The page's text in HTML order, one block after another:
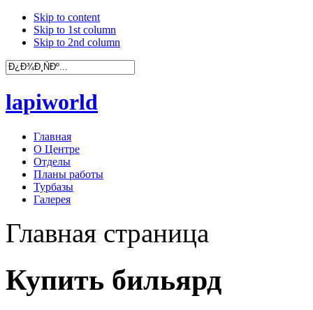
Skip to content
Skip to 1st column
Skip to 2nd column
lapiworld
Главная
О Центре
Отделы
Планы работы
Турбазы
Галерея
Главная страница
Купить бильярд